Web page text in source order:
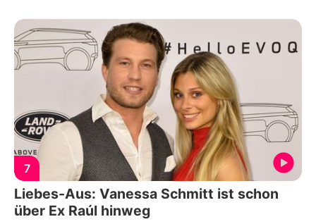
7
Liebes-Aus: Vanessa Schmitt ist schon
über Ex Raúl hinweg